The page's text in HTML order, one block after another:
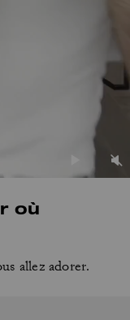
où
allez adorer.